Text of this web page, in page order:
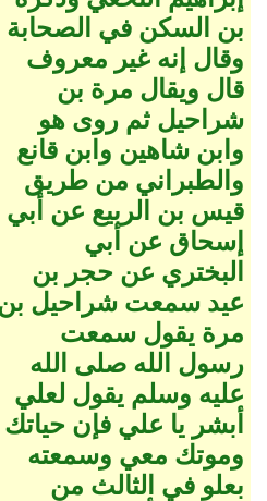
بن السكن في الصحابة
وقال إنه غير معروف
قال ويقال مرة بن
شراحيل ثم روى هو
وابن شاهين وابن قانع
والطبراني من طريق
قيس بن الربيع عن أبي
إسحاق عن أبي
البختري عن حجر بن
عيد سمعت شراحيل
مرة يقول سمعت
رسول الله صلى الله
عليه وسلم يقول لعلي
أبشر يا علي فإن حياتك
وموتك معي وسمعته
بعلو في الثالث من